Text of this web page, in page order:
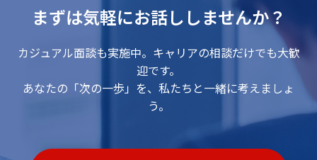
まずは気軽にお話ししませんか？
カジュアル面談も実施中。キャリアの相談だけでも大歓
迎です。
あなたの「次の一歩」を、私たちと一緒に考えましょ
う。